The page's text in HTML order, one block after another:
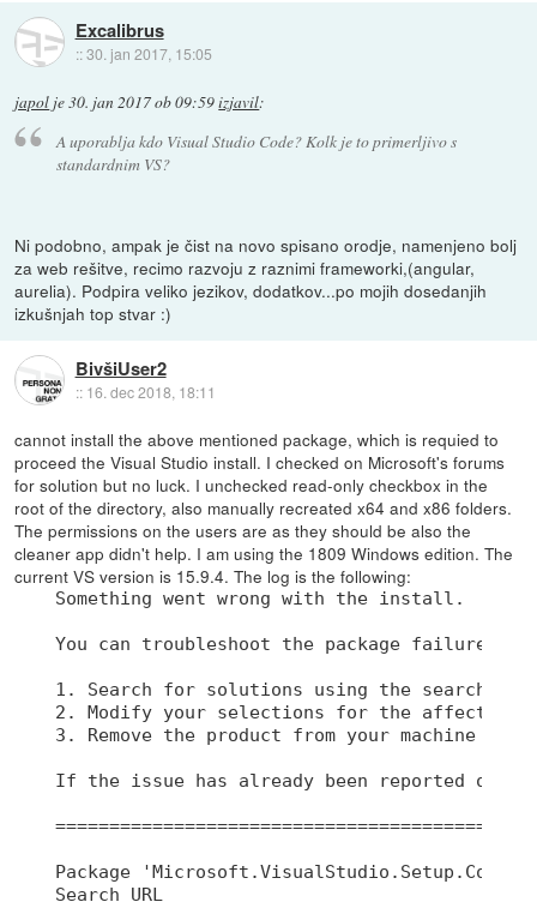
Excalibrus
::30. jan 2017, 15:05
japol je30. jan 2017 ob 09:59izjavil:
A uporablja kdo Visual Studio Code? Kolk je to primerljivo s
standardnim VS?
Ni podobno, ampak je čist na novo spisano orodje, namenjeno bolj
za web rešitve, recimo razvoju z raznimi frameworki,(angular,
aurelia). Podpira veliko jezikov, dodatkov...po mojih dosedanjih
izkušnjah top stvar :)
BivšiUser2
:: 16. dec 2018, 18:11
cannot install the above mentioned package, which is requied to
proceed the Visual Studio install. I checked on Microsoft's forums
for solution but no luck. I unchecked read-only checkbox in the
root of the directory, also manually recreated x64 and x86 folders.
The permissions on the users are as they should be also the
cleaner app didn't help. I am using the 1809 Windows edition. The
current VS version is 15.9.4. The log is the following:
Something went wrong with the install.
You can troubleshoot the package failures
1. Search for solutions using the search
2. Modify your selections for the affected
3. Remove the product from your machine
If the issue has already been reported on
Package
Search URL